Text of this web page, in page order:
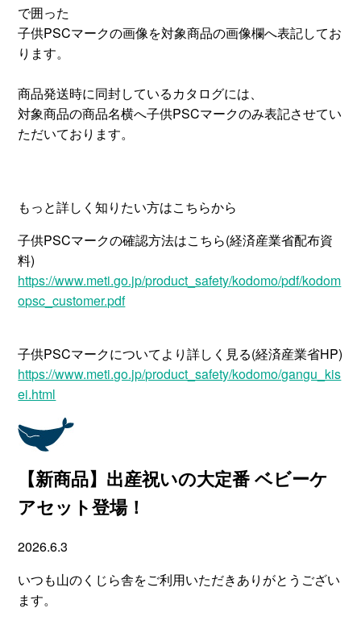
で囲った
子供PSCマークの画像を対象商品の画像欄へ表記してお
ります。
商品発送時に同封しているカタログには、
対象商品の商品名横へ子供PSCマークのみ表記させてい
ただいております。
もっと詳しく知りたい方はこちらから
子供PSCマークの確認方法はこちら(経済産業省配布資
料)
https://www.meti.go.jp/product_safety/kodomo/pdf/kodom
opsc_customer.pdf
子供PSCマークについてより詳しく見る(経済産業省HP)
https://www.meti.go.jp/product_safety/kodomo/gangu_kis
ei.html
【新商品】出産祝いの大定番 ベビーケ
アセット登場！
2026.6.3
いつも山のくじら舎をご利用いただきありがとうござい
ます。